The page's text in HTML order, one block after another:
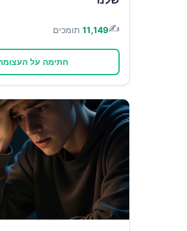
✍️
11,149 תומכים
חתימה על